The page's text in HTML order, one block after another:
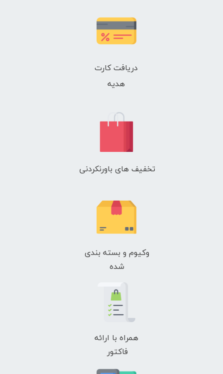
دریافت کارت
هدیه
تخفیف های باورنکردنی
وکیوم و بسته بندی
شده
همراه با ارائه
فاکتور